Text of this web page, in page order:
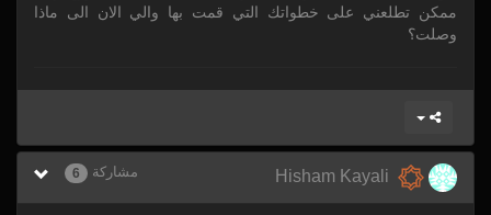
ممكن تطلعني على خطواتك التي قمت بها والي الان الى ماذا
وصلت؟
مشاركة 6